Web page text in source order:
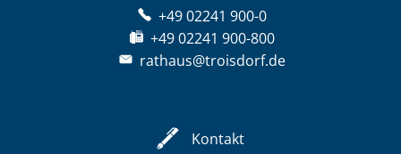
+49 02241 900-0
+49 02241 900-800
rathaus@troisdorf.de
Kontakt